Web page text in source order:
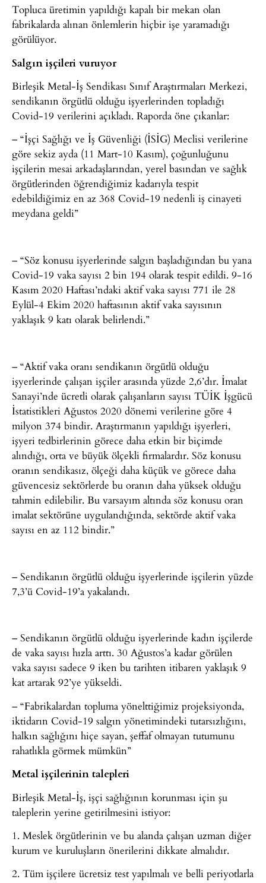
Topluca üretimin yapıldığı kapalı bir mekan olan
fabrikalarda alınan önlemlerin hiçbir işe yaramadığı
görülüyor.
Salgın işçileri vuruyor
Birleşik Metal-İş Sendikası Sınıf Araştırmaları Merkezi,
sendikanın örgütlü olduğu işyerlerinden topladığı
Covid-19 verilerini açıkladı. Raporda öne çıkanlar:
– “İşçi Sağlığı ve İş Güvenliği (İSİG) Meclisi verilerine
göre sekiz ayda (11 Mart-10 Kasım), çoğunluğunu
işçilerin mesai arkadaşlarından, yerel basından ve sağlık
örgütlerinden öğrendiğimiz kadarıyla tespit
edebildiğimiz en az 368 Covid-19 nedenli iş cinayeti
meydana geldi”
– “Söz konusu işyerlerinde salgın başladığından bu yana
Covid-19 vaka sayısı 2 bin 194 olarak tespit edildi. 9-16
Kasım 2020 Haftası’ndaki aktif vaka sayısı 771 ile 28
Eylül-4 Ekim 2020 haftasının aktif vaka sayısının
yaklaşık 9 katı olarak belirlendi.”
– “Aktif vaka oranı sendikanın örgütlü olduğu
işyerlerinde çalışan işçiler arasında yüzde 2,6’dır. İmalat
Sanayi’nde ücretli olarak çalışanların sayısı TÜİK İşgücü
İstatistikleri Ağustos 2020 dönemi verilerine göre 4
milyon 374 bindir. Araştırmanın yapıldığı işyerleri,
işyeri tedbirlerinin görece daha etkin bir biçimde
alındığı, orta ve büyük ölçekli firmalardır. Söz konusu
oranın sendikasız, ölçeği daha küçük ve görece daha
güvencesiz sektörlerde bu oranın daha yüksek olduğu
tahmin edilebilir. Bu varsayım altında söz konusu oran
imalat sektörüne uygulandığında, sektörde aktif vaka
sayısı en az 112 bindir.”
– Sendikanın örgütlü olduğu işyerlerinde işçilerin yüzde
7,3’ü Covid-19’a yakalandı.
– Sendikanın örgütlü olduğu işyerlerinde kadın işçilerde
de vaka sayısı hızla arttı. 30 Ağustos’a kadar görülen
vaka sayısı sadece 9 iken bu tarihten itibaren yaklaşık 9
kat artarak 92’ye yükseldi.
– “Fabrikalardan topluma yönelttiğimiz projeksiyonda,
iktidarın Covid-19 salgın yönetimindeki tutarsızlığını,
halkın sağlığını hiçe sayan, şeffaf olmayan tutumunu
rahatlıkla görmek mümkün”
Metal işçilerinin talepleri
Birleşik Metal-İş, işçi sağlığının korunması için şu
taleplerin yerine getirilmesini istiyor:
1. Meslek örgütlerinin ve bu alanda çalışan uzman diğer
kurum ve kuruluşların önerilerini dikkate almalıdır.
2. Tüm işçilere ücretsiz test yapılmalı ve belli periyotlarla